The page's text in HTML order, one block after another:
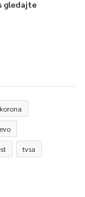
gledajte
korona
tvsa